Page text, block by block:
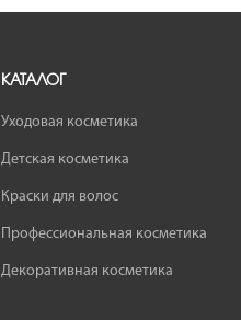
КАТАЛОГ
Уходовая косметика
Детская косметика
Краски для волос
Профессиональная косметика
Декоративная косметика